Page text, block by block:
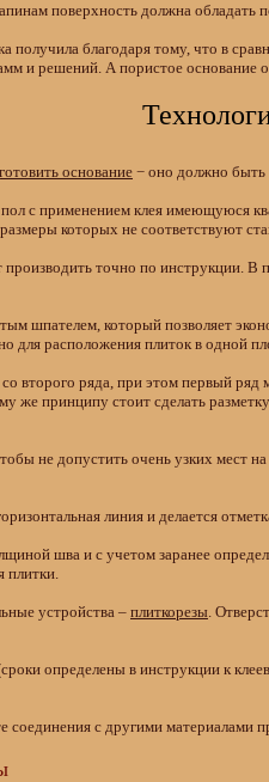
поверхность должна обладать
получила благодаря тому, что в
и решений. А пористое основание
основание− оно должно быть
с применением клея имеющуюся
которых не соответствуют
производить точно по инструкции. В
шпателем, который позволяет
для расположения плиток в одной
второго ряда, при этом первый ряд
же принципу стоит сделать
не допустить очень узких мест
линия и делается
шва и с учетом заранее
плитки.
устройства – плиткорезы.
определены в инструкции к
соединения с другими материалами